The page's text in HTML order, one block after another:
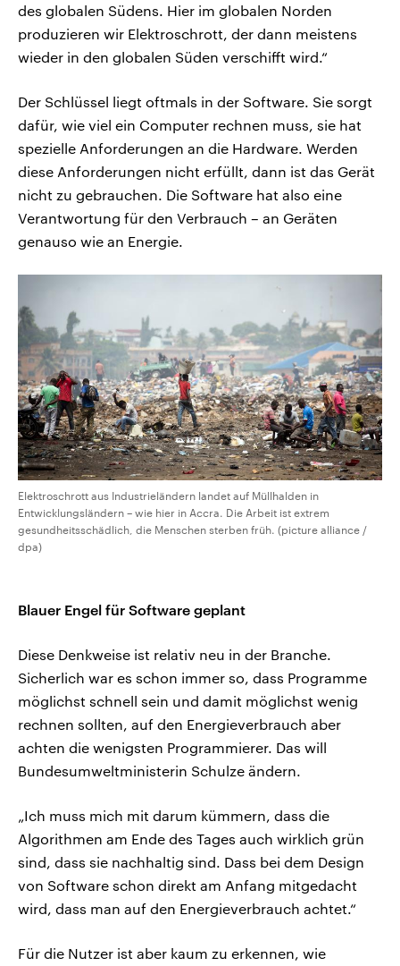
des globalen Südens. Hier im globalen Norden
produzieren wir Elektroschrott, der dann meistens
wieder in den globalen Süden verschifft wird.“
Der Schlüssel liegt oftmals in der Software. Sie sorgt
dafür, wie viel ein Computer rechnen muss, sie hat
spezielle Anforderungen an die Hardware. Werden
diese Anforderungen nicht erfüllt, dann ist das Gerät
nicht zu gebrauchen. Die Software hat also eine
Verantwortung für den Verbrauch – an Geräten
genauso wie an Energie.
Elektroschrott aus Industrieländern landet auf Müllhalden in
Entwicklungsländern – wie hier in Accra. Die Arbeit ist extrem
gesundheitsschädlich, die Menschen sterben früh. (picture alliance /
dpa)
Blauer Engel für Software geplant
Diese Denkweise ist relativ neu in der Branche.
Sicherlich war es schon immer so, dass Programme
möglichst schnell sein und damit möglichst wenig
rechnen sollten, auf den Energieverbrauch aber
achten die wenigsten Programmierer. Das will
Bundesumweltministerin Schulze ändern.
„Ich muss mich mit darum kümmern, dass die
Algorithmen am Ende des Tages auch wirklich grün
sind, dass sie nachhaltig sind. Dass bei dem Design
von Software schon direkt am Anfang mitgedacht
wird, dass man auf den Energieverbrauch achtet.“
Für die Nutzer ist aber kaum zu erkennen, wie